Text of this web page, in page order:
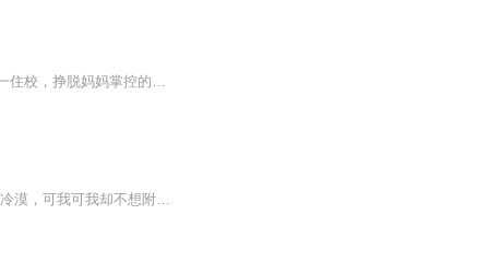
少年派精灵活泼的少女林妙妙中考超常发挥，意外考入重点高中，妈妈王胜男扬眉吐气。高一住校，挣脱妈妈掌控的林妙妙如鱼得水，结交了三个好友，校花邓小琪、学霸钱三一和江天昊，成为校园广播站主播，俨然“人生赢家”。学神如云，林妙秒成绩惨遭碾压，面...
主题曲《是少年》由本剧导演张文爽亲自作词，曾吴秋杰作曲并演唱。“大人们都说，要保持冷漠，可我可我却不想附和”，不想长大的少年，面对世界不公依旧想要保持最初模样的愿望，在曾吴秋杰的演绎下励志而温暖。讲述了作家与笔下角色的羁绊，为共同梦想努力的热血少年。...